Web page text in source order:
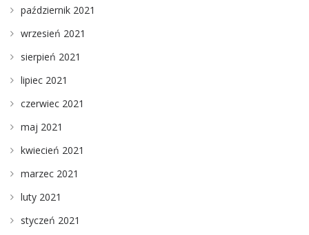
październik 2021
wrzesień 2021
sierpień 2021
lipiec 2021
czerwiec 2021
maj 2021
kwiecień 2021
marzec 2021
luty 2021
styczeń 2021